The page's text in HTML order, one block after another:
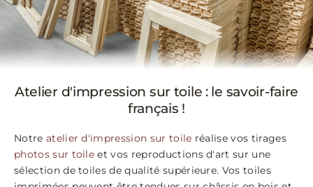
Atelier d'impression sur toile : le savoir-faire
français !
Notre atelier d'impression sur toile réalise vos tirages
photos sur toile et vos reproductions d'art sur une
sélection de toiles de qualité supérieure. Vos toiles